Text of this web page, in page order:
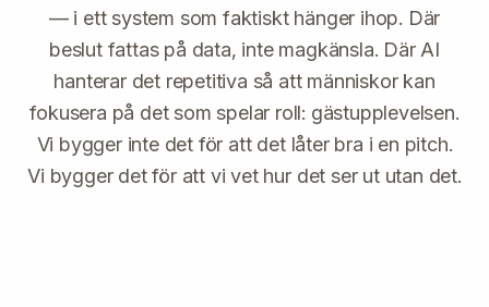
— i ett system som faktiskt hänger ihop. Där
beslut fattas på data, inte magkänsla. Där AI
hanterar det repetitiva så att människor kan
fokusera på det som spelar roll: gästupplevelsen.
Vi bygger inte det för att det låter bra i en pitch.
Vi bygger det för att vi vet hur det ser ut utan det.